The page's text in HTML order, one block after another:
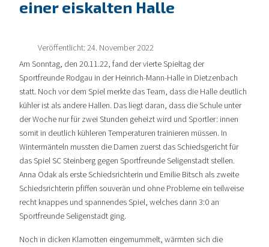
einer eiskalten Halle
Veröffentlicht: 24. November 2022
Am Sonntag, den 20.11.22, fand der vierte Spieltag der
Sportfreunde Rodgau in der Heinrich-Mann-Halle in Dietzenbach
statt. Noch vor dem Spiel merkte das Team, dass die Halle deutlich
kühler ist als andere Hallen. Das liegt daran, dass die Schule unter
der Woche nur für zwei Stunden geheizt wird und Sportler: innen
somit in deutlich kühleren Temperaturen trainieren müssen. In
Wintermänteln mussten die Damen zuerst das Schiedsgericht für
das Spiel SC Steinberg gegen Sportfreunde Seligenstadt stellen.
Anna Odak als erste Schiedsrichterin und Emilie Bitsch als zweite
Schiedsrichterin pfiffen souverän und ohne Probleme ein teilweise
recht knappes und spannendes Spiel, welches dann 3:0 an
Sportfreunde Seligenstadt ging.
Noch in dicken Klamotten eingemummelt, wärmten sich die